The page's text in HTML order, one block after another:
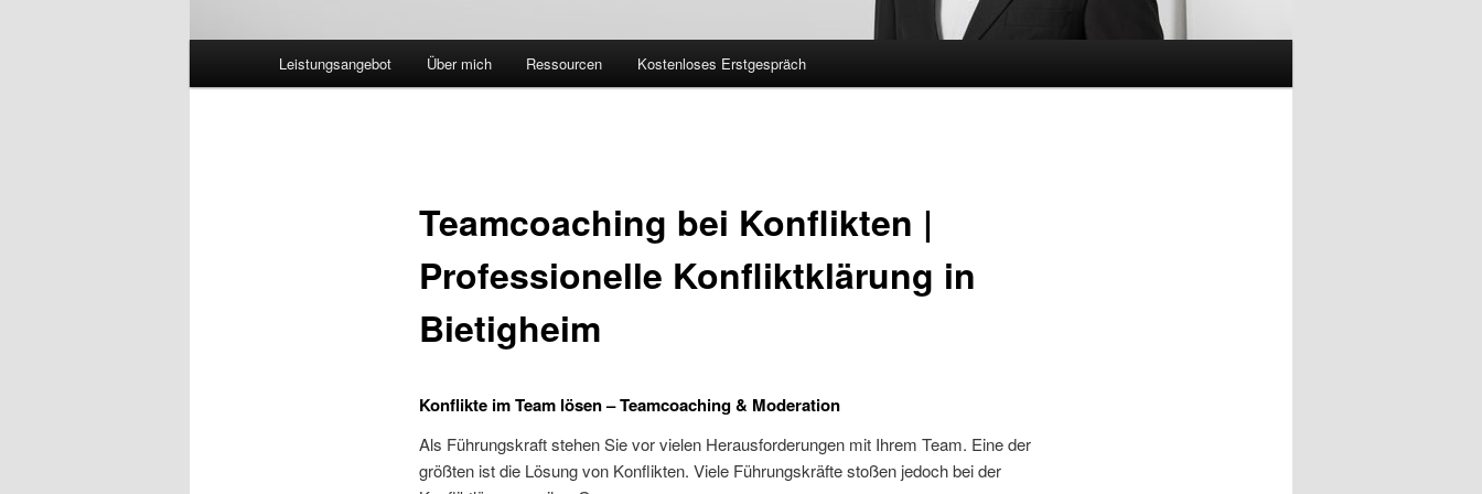
Leistungsangebot Über mich Ressourcen Kostenloses Erstgespräch
Teamcoaching bei Konflikten |
Professionelle Konfliktklärung in
Bietigheim
Konflikte im Team lösen – Teamcoaching & Moderation
Als Führungskraft stehen Sie vor vielen Herausforderungen mit Ihrem Team. Eine der
größten ist die Lösung von Konflikten. Viele Führungskräfte stoßen jedoch bei der